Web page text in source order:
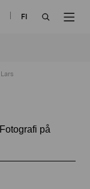
FI
Lars
Fotografi på